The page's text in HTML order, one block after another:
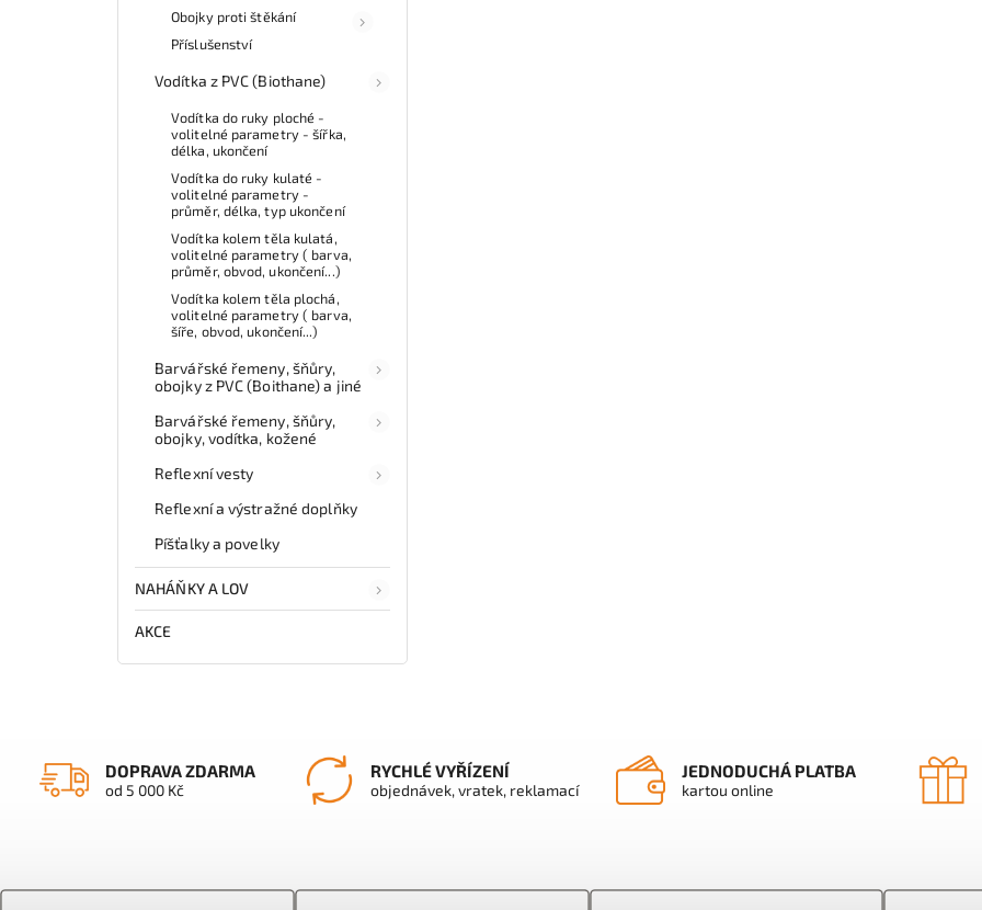
Obojky proti štěkání
Příslušenství
Vodítka z PVC (Biothane)
Vodítka do ruky ploché -
volitelné parametry - šířka,
délka, ukončení
Vodítka do ruky kulaté -
volitelné parametry -
průměr, délka, typ ukončení
Vodítka kolem těla kulatá,
volitelné parametry ( barva,
průměr, obvod, ukončení...)
Vodítka kolem těla plochá,
volitelné parametry ( barva,
šíře, obvod, ukončení...)
Barvářské řemeny, šňůry,
obojky z PVC (Boithane) a jiné
Barvářské řemeny, šňůry,
obojky, vodítka, kožené
Reflexní vesty
Reflexní a výstražné doplňky
Píšťalky a povelky
NAHÁŇKY A LOV
AKCE
DOPRAVA ZDARMA
od 5 000 Kč
RYCHLÉ VYŘÍZENÍ
objednávek, vratek, reklamací
JEDNODUCHÁ PLATBA
kartou online